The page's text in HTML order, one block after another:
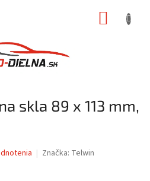
skla 89 x 113 mm,
Značka: Telwin